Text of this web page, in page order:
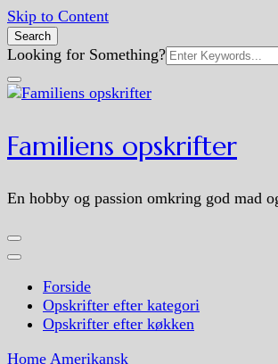
Skip to Content
Search
Search
for:
Looking for Something?
Familiens opskrifter
En hobby og passion omkring god mad
Forside
Opskrifter efter kategori
Opskrifter efter køkken
Home Amerikansk